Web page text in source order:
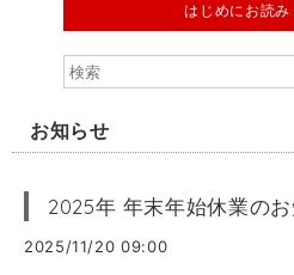
はじめにお読み
お知らせ
2025年 年末年始休業の
2025/11/20 09:00